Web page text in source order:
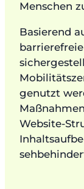
Menschen
Basierend
genutzt
Website-